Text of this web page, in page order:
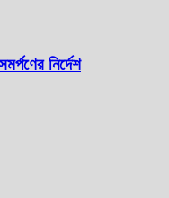
নির্দেশ